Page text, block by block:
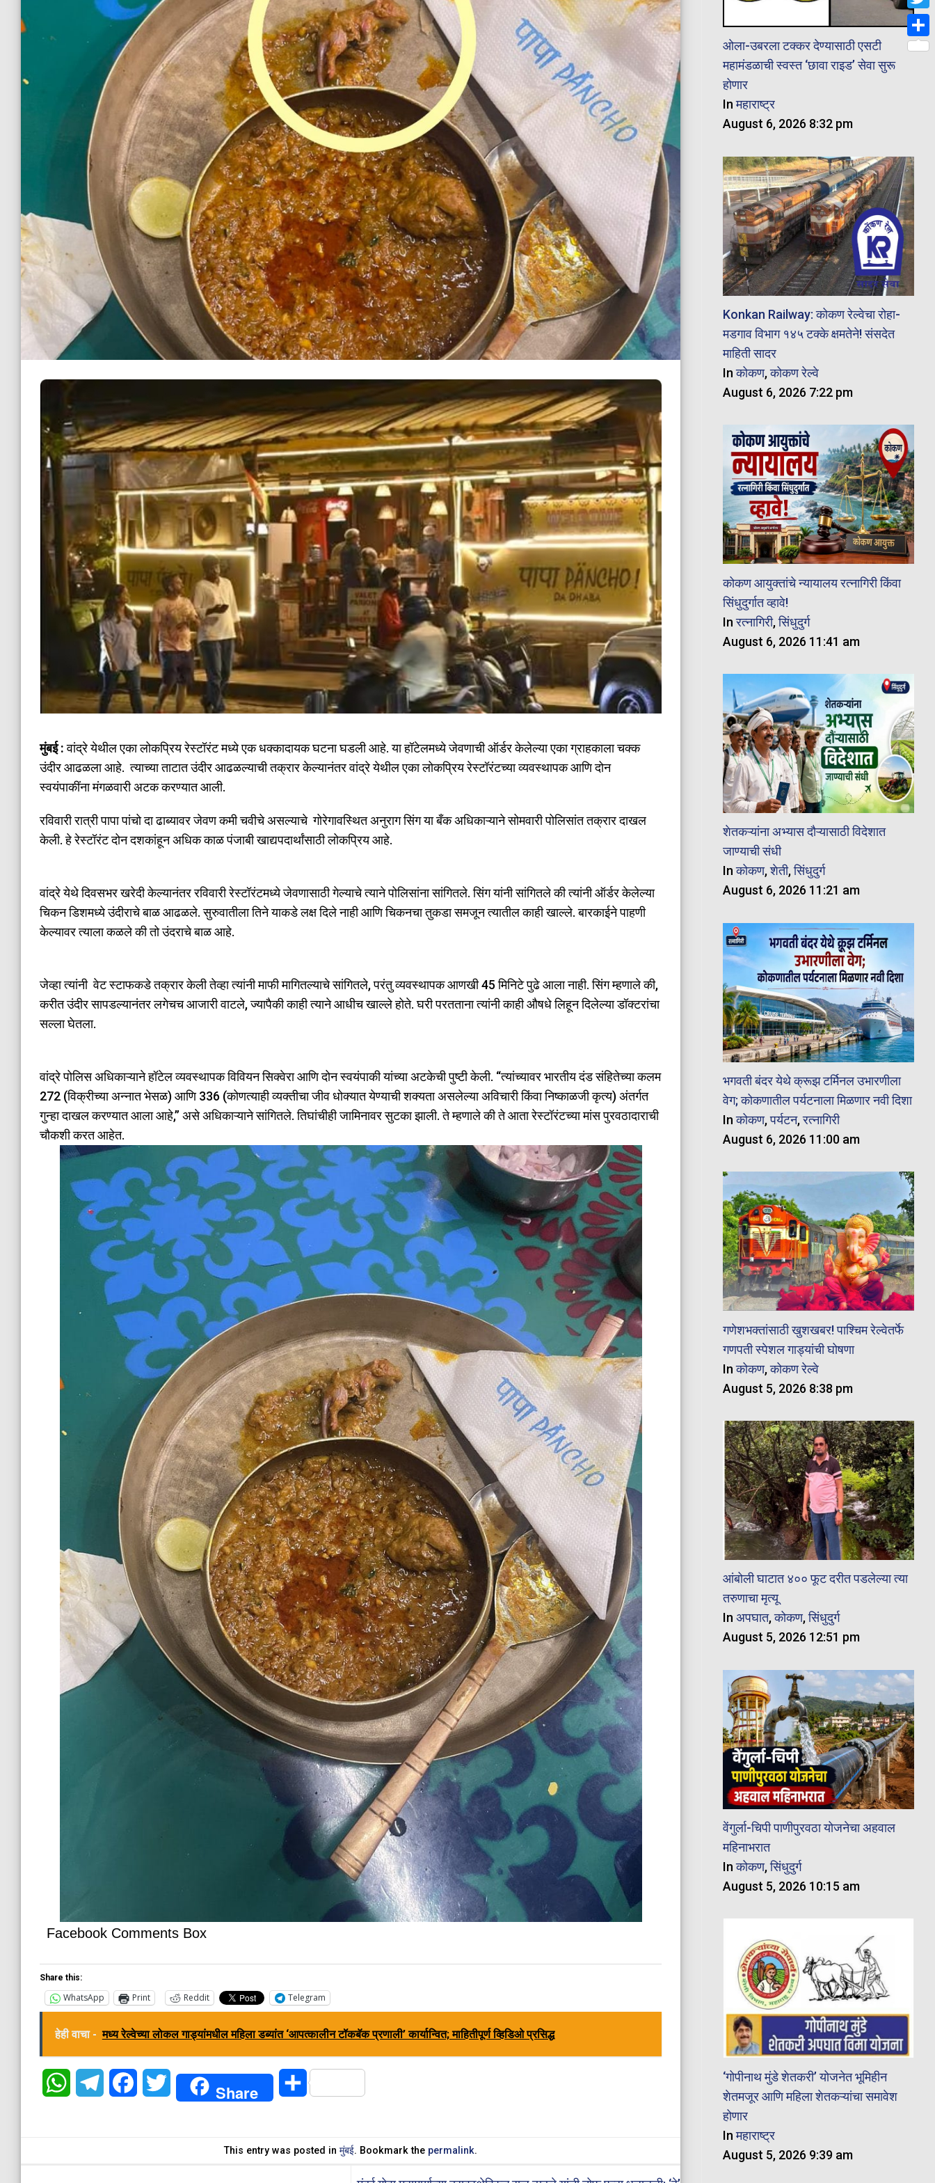
मुंबई :वांद्रे येथील एका लोकप्रिय रेस्टॉरंट मध्ये एक धक्कादायक घटना घडली आहे. या हॉटेलमध्ये जेवणाची ऑर्डर केलेल्या एका ग्राहकाला चक्क
उंदीर आढळला आहे. त्याच्या ताटात उंदीर आढळल्याची तक्रार केल्यानंतर वांद्रे येथील एका लोकप्रिय रेस्टॉरंटच्या व्यवस्थापक आणि दोन
स्वयंपाकींना मंगळवारी अटक करण्यात आली.
रविवारी रात्री पापा पांचो दा ढाब्यावर जेवण कमी चवीचे असल्याचे गोरेगावस्थित अनुराग सिंग या बँक अधिकाऱ्याने सोमवारी पोलिसांत तक्रार दाखल
केली. हे रेस्टॉरंट दोन दशकांहून अधिक काळ पंजाबी खाद्यपदार्थांसाठी लोकप्रिय आहे.
वांद्रे येथे दिवसभर खरेदी केल्यानंतर रविवारी रेस्टॉरंटमध्ये जेवणासाठी गेल्याचे त्याने पोलिसांना सांगितले. सिंग यांनी सांगितले की त्यांनी ऑर्डर केलेल्या
चिकन डिशमध्ये उंदीराचे बाळ आढळले. सुरुवातीला तिने याकडे लक्ष दिले नाही आणि चिकनचा तुकडा समजून त्यातील काही खाल्ले. बारकाईने पाहणी
केल्यावर त्याला कळले की तो उंदराचे बाळ आहे.
जेव्हा त्यांनी वेट स्टाफकडे तक्रार केली तेव्हा त्यांनी माफी मागितल्याचे सांगितले, परंतु व्यवस्थापक आणखी 45 मिनिटे पुढे आला नाही. सिंग म्हणाले की,
करीत उंदीर सापडल्यानंतर लगेचच आजारी वाटले, ज्यापैकी काही त्याने आधीच खाल्ले होते. घरी परतताना त्यांनी काही औषधे लिहून दिलेल्या डॉक्टरांचा
सल्ला घेतला.
वांद्रे पोलिस अधिकाऱ्याने हॉटेल व्यवस्थापक विवियन सिक्वेरा आणि दोन स्वयंपाकी यांच्या अटकेची पुष्टी केली. “त्यांच्यावर भारतीय दंड संहितेच्या कलम
272 (विक्रीच्या अन्नात भेसळ) आणि 336 (कोणत्याही व्यक्तीचा जीव धोक्यात येण्याची शक्यता असलेल्या अविचारी किंवा निष्काळजी कृत्य) अंतर्गत
गुन्हा दाखल करण्यात आला आहे,” असे अधिकाऱ्याने सांगितले. तिघांचीही जामिनावर सुटका झाली. ते म्हणाले की ते आता रेस्टॉरंटच्या मांस पुरवठादाराची
चौकशी करत आहेत.
Facebook Comments Box
Share this:
WhatsApp Print Reddit Telegram
हेही वाचा - मध्य रेल्वेच्या लोकल गाड्यांमधील महिला डब्यांत ‘आपत्कालीन टॉकबॅक प्रणाली’ कार्यान्वित; माहितीपूर्ण व्हिडिओ प्रसिद्ध
WhatsAppTelegramFacebookTwitter Share Share
This entry was posted in मुंबई. Bookmark the permalink.
ओला-उबरला टक्कर देण्यासाठी एसटी
महामंडळाची स्वस्त ‘छावा राइड’ सेवा सुरू
होणार
Inमहाराष्ट्र
August 6, 2026 8:32 pm
Konkan Railway: कोकण रेल्वेचा रोहा-
मडगाव विभाग १४५ टक्के क्षमतेने! संसदेत
माहिती सादर
Inकोकण,कोकण रेल्वे
August 6, 2026 7:22 pm
कोकण आयुक्तांचे न्यायालय रत्नागिरी किंवा
सिंधुदुर्गात व्हावे!
Inरत्नागिरी,सिंधुदुर्ग
August 6, 2026 11:41 am
शेतकऱ्यांना अभ्यास दौऱ्यासाठी विदेशात
जाण्याची संधी
Inकोकण,शेती,सिंधुदुर्ग
August 6, 2026 11:21 am
भगवती बंदर येथे क्रूझ टर्मिनल उभारणीला
वेग; कोकणातील पर्यटनाला मिळणार नवी दिशा
Inकोकण,पर्यटन,रत्नागिरी
August 6, 2026 11:00 am
गणेशभक्तांसाठी खुशखबर! पाश्चिम रेल्वेतर्फे
गणपती स्पेशल गाड्यांची घोषणा
Inकोकण,कोकण रेल्वे
August 5, 2026 8:38 pm
आंबोली घाटात ४०० फूट दरीत पडलेल्या त्या
तरुणाचा मृत्यू
In अपघात,कोकण,सिंधुदुर्ग
August 5, 2026 12:51 pm
वेंगुर्ला-चिपी पाणीपुरवठा योजनेचा अहवाल
महिनाभरात
Inकोकण,सिंधुदुर्ग
August 5, 2026 10:15 am
‘गोपीनाथ मुंडे शेतकरी’ योजनेत भूमिहीन
शेतमजूर आणि महिला शेतकऱ्यांचा समावेश
होणार
Inमहाराष्ट्र
August 5, 2026 9:39 am